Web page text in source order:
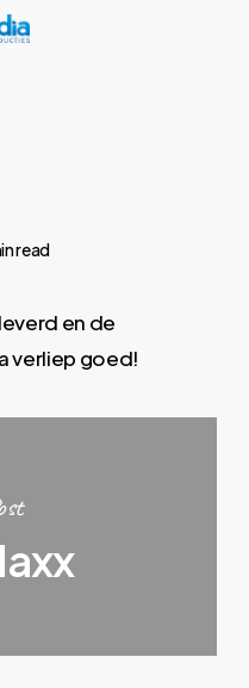
read
en de
verliep goed!